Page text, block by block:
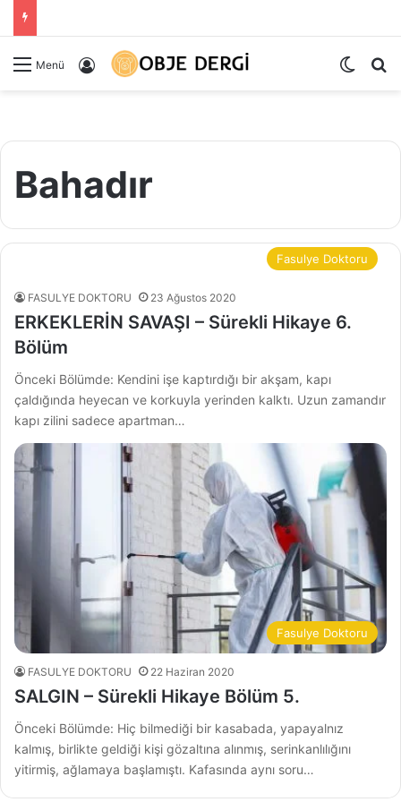
Menü Kayıt Ol Dış
Bahadır
Fasulye Doktoru
FASULYE DOKTORU 23 Ağustos 2020
ERKEKLERİN SAVAŞI – Sürekli Hikaye 6.
Bölüm
Önceki Bölümde: Kendini işe kaptırdığı bir akşam, kapı
çaldığında heyecan ve korkuyla yerinden kalktı. Uzun zamandır
kapı zilini sadece apartman…
Fasulye Doktoru
FASULYE DOKTORU 22 Haziran 2020
SALGIN – Sürekli Hikaye Bölüm 5.
Önceki Bölümde: Hiç bilmediği bir kasabada, yapayalnız
kalmış, birlikte geldiği kişi gözaltına alınmış, serinkanlılığını
yitirmiş, ağlamaya başlamıştı. Kafasında aynı soru…